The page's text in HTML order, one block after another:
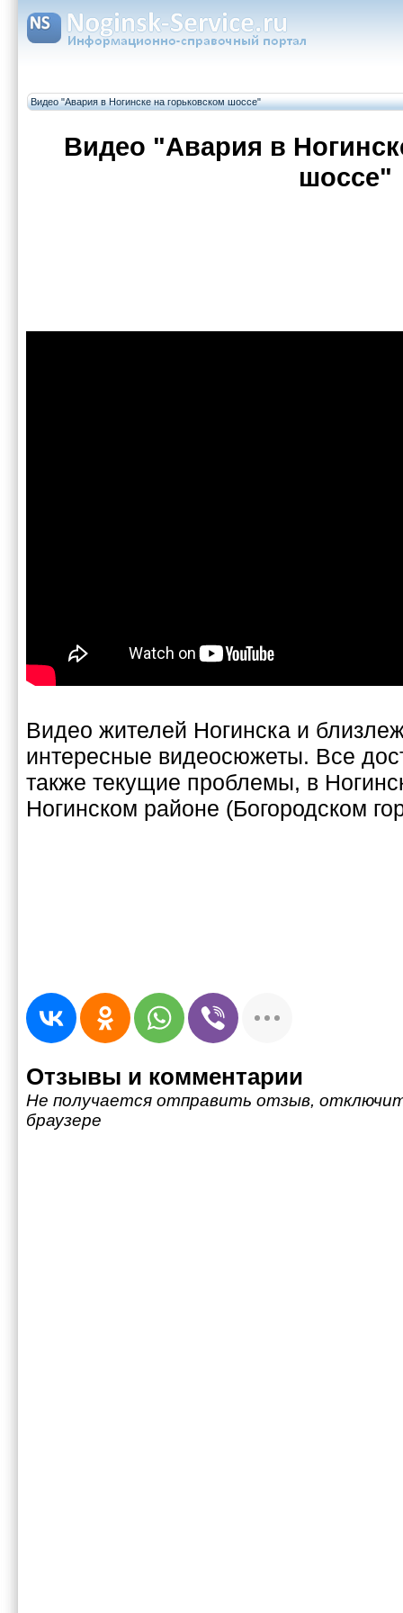
Видео "Авария в Ногинске на горьковском шоссе"
Видео "Авария в
шоссе"
Видео жителей Ногинска и
интересные видеосюжеты. Все
также текущие проблемы, в
Ногинском районе (Богородском
Отзывы и комментарии
Не получается отправить отзыв,
браузере